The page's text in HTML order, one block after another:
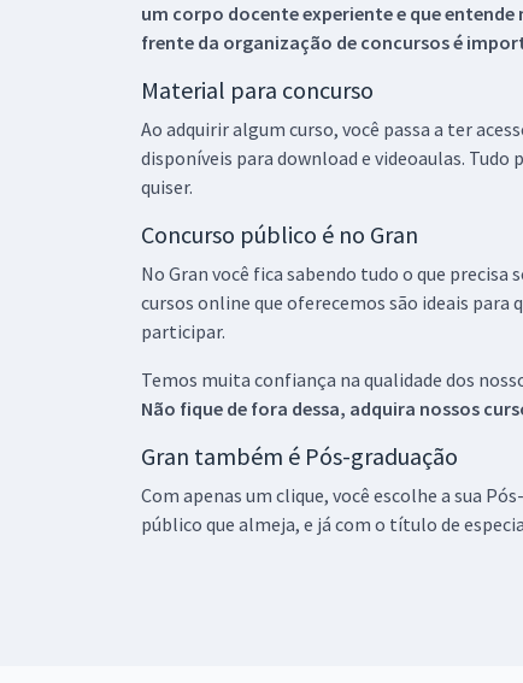
um corpo docente experiente e que
frente da organização de concursos é
Material para concurso
Ao adquirir algum curso, você passa a ter
disponíveis para download e videoaulas.
quiser.
Concurso público é no Gran
No Gran você fica sabendo tudo o que
cursos online que oferecemos são ideais
participar.
Temos muita confiança na qualidade dos
Não fique de fora dessa, adquira nossos
Gran também é Pós-graduação
Com apenas um clique, você escolhe a sua
público que almeja, e já com o título de